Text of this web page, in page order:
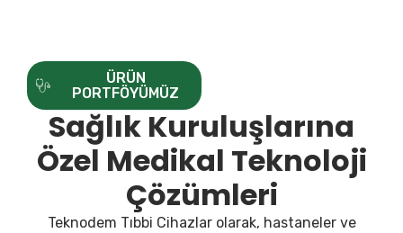
ÜRÜN
PORTFÖYÜMÜZ
Sağlık Kuruluşlarına
Özel Medikal Teknoloji
Çözümleri
Teknodem Tıbbi Cihazlar olarak, hastaneler ve